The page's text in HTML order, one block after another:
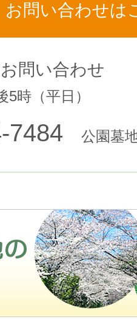
お問い合わせは
問い合わせ
5時（平日）
7484 公園墓